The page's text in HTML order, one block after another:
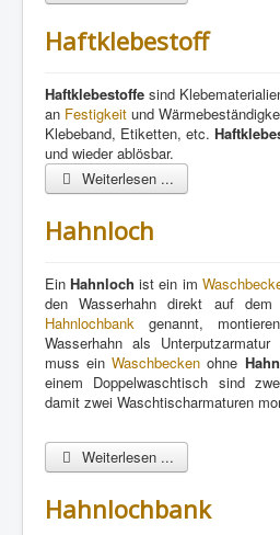
Haftklebestoff
Haftklebestoffe sind
an Festigkeit und
Klebeband, Etiketten, etc.
und wieder ablösbar.
Weiterlesen ...
Hahnloch
EinHahnloch ist ein im
den Wasserhahn direkt auf dem
Hahnlochbank genannt,
Wasserhahn als
muss einWaschbecken ohne
einem Doppelwaschtisch sind
damit zwei Waschtischarmaturen
Weiterlesen ...
Hahnlochbank